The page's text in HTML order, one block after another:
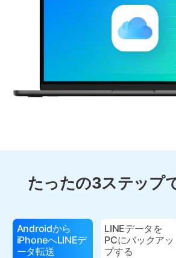
たったの3ステップ
Androidから
iPhoneへLINEデ
ータ転送
LINEデータを
PCにバックアッ
プする